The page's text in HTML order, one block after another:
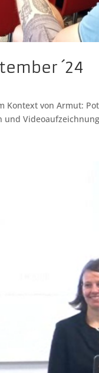
´24
von Armut: